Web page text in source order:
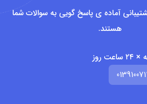
آماده ی پاسخ گویی به سوالات شما
هستند.